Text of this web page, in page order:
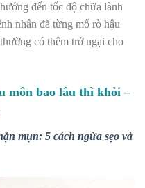
đến tốc độ chữa lành
nhân đã từng mổ rò hậu
có thêm trở ngại cho
môn bao lâu thì khỏi –
mụn: 5 cách ngừa sẹo và